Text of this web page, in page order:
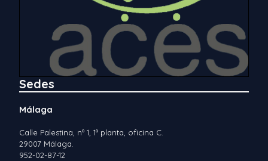
Sedes
Málaga
Calle Palestina, nº 1, 1ª planta, oficina C.
29007 Málaga.
952-02-87-12